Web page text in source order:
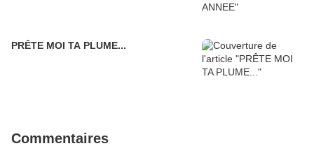
PRÊTE MOI TA PLUME...
Commentaires